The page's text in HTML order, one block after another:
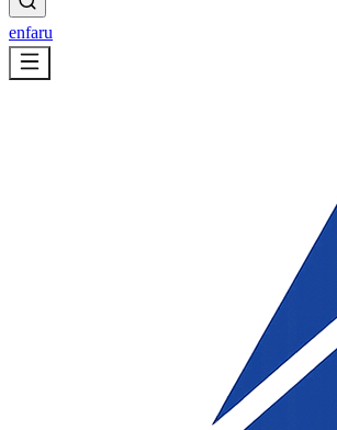
enfaru